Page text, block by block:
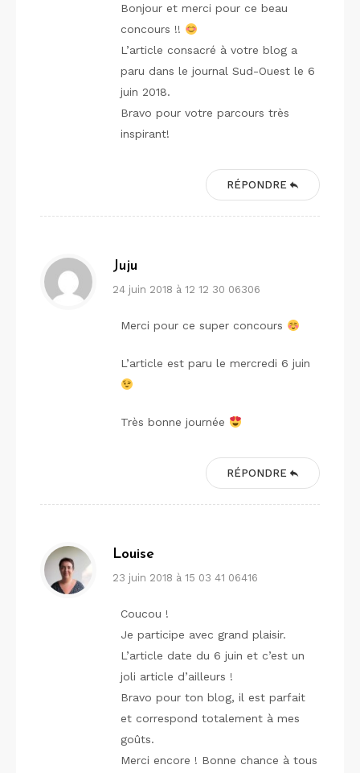
Bonjour et merci pour ce beau
concours !!
L’article consacré à votre blog a
paru dans le journal Sud-Ouest le 6
juin 2018.
Bravo pour votre parcours très
inspirant!
RÉPONDRE
Juju
24 juin 2018 à 12 12 30 06306
Merci pour ce super concours
L’article est paru le mercredi 6 juin
Très bonne journée
RÉPONDRE
Louise
23 juin 2018 à 15 03 41 06416
Coucou !
Je participe avec grand plaisir.
L’article date du 6 juin et c’est un
joli article d’ailleurs !
Bravo pour ton blog, il est parfait
et correspond totalement à mes
goûts.
Merci encore ! Bonne chance à tous